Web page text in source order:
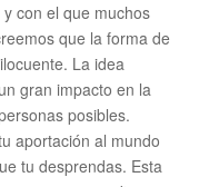
con el que muchos
que la forma de
La idea
gran impacto en la
posibles.
aportación al mundo
tu desprendas. Esta